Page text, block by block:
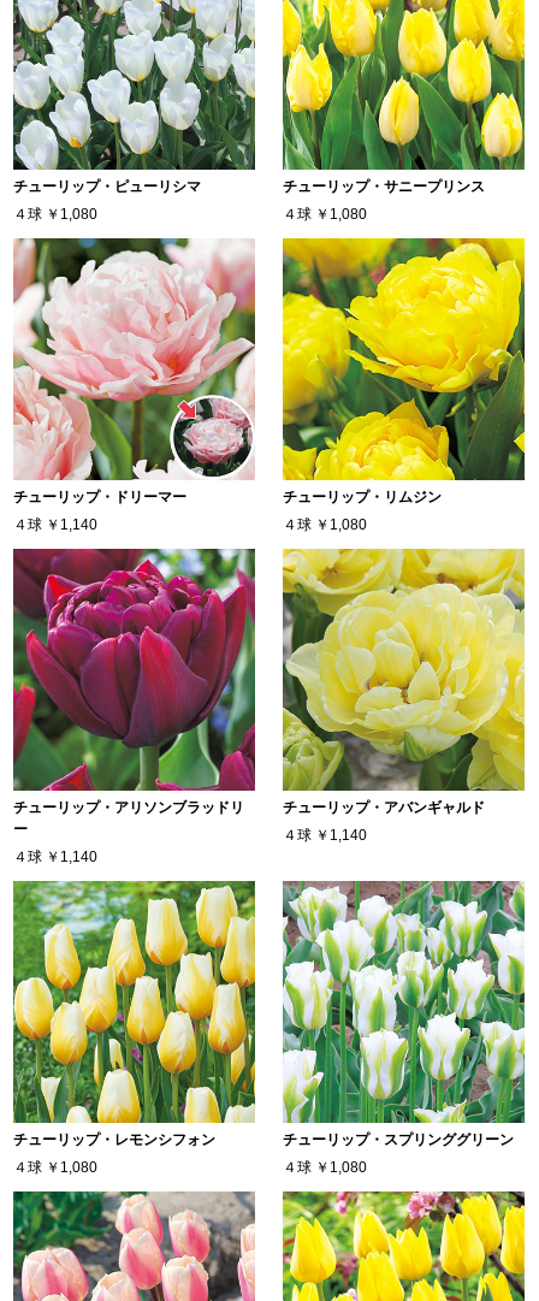
チューリップ・ピューリシマ
４球 ￥1,080
チューリップ・サニープリンス
４球 ￥1,080
チューリップ・ドリーマー
４球 ￥1,140
チューリップ・リムジン
４球 ￥1,080
チューリップ・アリソンブラッドリ
ー
４球 ￥1,140
チューリップ・アバンギャルド
４球 ￥1,140
チューリップ・レモンシフォン
４球 ￥1,080
チューリップ・スプリンググリーン
４球 ￥1,080